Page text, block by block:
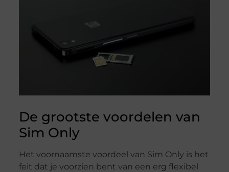
De grootste voordelen van
Sim Only
Het voornaamste voordeel van Sim Only is het
feit dat je voorzien bent van een erg flexibel